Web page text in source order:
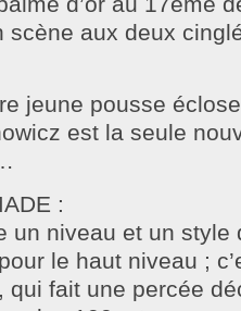
scène aux deux
jeune pousse
est la seule
:
un niveau et un style
le haut niveau ;
qui fait une percée